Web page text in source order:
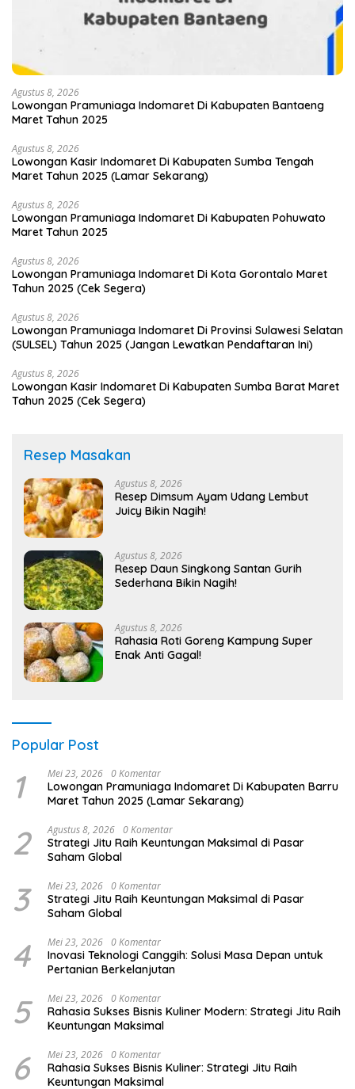
Agustus 8, 2026
Lowongan Pramuniaga Indomaret Di Kabupaten Bantaeng
Maret Tahun 2025
Agustus 8, 2026
Lowongan Kasir Indomaret Di Kabupaten Sumba Tengah
Maret Tahun 2025 (Lamar Sekarang)
Agustus 8, 2026
Lowongan Pramuniaga Indomaret Di Kabupaten Pohuwato
Maret Tahun 2025
Agustus 8, 2026
Lowongan Pramuniaga Indomaret Di Kota Gorontalo Maret
Tahun 2025 (Cek Segera)
Agustus 8, 2026
Lowongan Pramuniaga Indomaret Di Provinsi Sulawesi Selatan
(SULSEL) Tahun 2025 (Jangan Lewatkan Pendaftaran Ini)
Agustus 8, 2026
Lowongan Kasir Indomaret Di Kabupaten Sumba Barat Maret
Tahun 2025 (Cek Segera)
Resep Masakan
Agustus 8, 2026
Resep Dimsum Ayam Udang Lembut
Juicy Bikin Nagih!
Agustus 8, 2026
Resep Daun Singkong Santan Gurih
Sederhana Bikin Nagih!
Agustus 8, 2026
Rahasia Roti Goreng Kampung Super
Enak Anti Gagal!
Popular Post
1 Mei 23, 2026 0 Komentar
Lowongan Pramuniaga Indomaret Di Kabupaten Barru
Maret Tahun 2025 (Lamar Sekarang)
2 Agustus 8, 2026 0 Komentar
Strategi Jitu Raih Keuntungan Maksimal di Pasar
Saham Global
3 Mei 23, 2026 0 Komentar
Strategi Jitu Raih Keuntungan Maksimal di Pasar
Saham Global
4 Mei 23, 2026 0 Komentar
Inovasi Teknologi Canggih: Solusi Masa Depan untuk
Pertanian Berkelanjutan
5 Mei 23, 2026 0 Komentar
Rahasia Sukses Bisnis Kuliner Modern: Strategi Jitu Raih
Keuntungan Maksimal
6 Mei 23, 2026 0 Komentar
Rahasia Sukses Bisnis Kuliner: Strategi Jitu Raih
Keuntungan Maksimal